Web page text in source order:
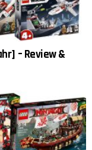
– Review &